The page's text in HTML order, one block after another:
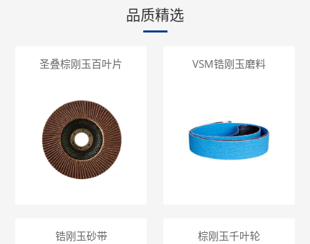
品质精选
圣叠棕刚玉百叶片 VSM锆刚玉磨料
锆刚玉砂带 棕刚玉千叶轮